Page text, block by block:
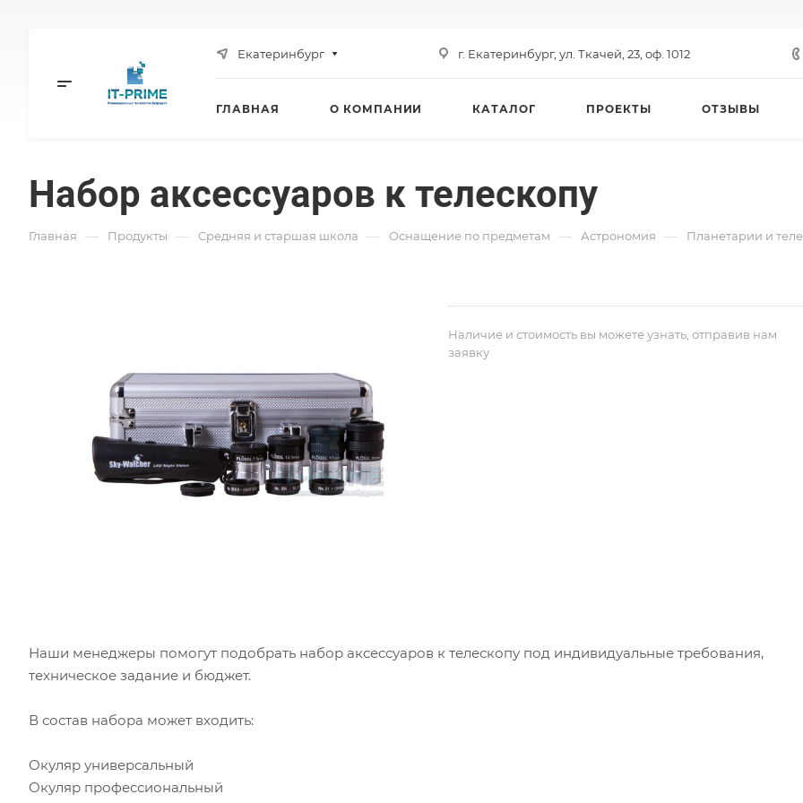
Екатеринбург г. Екатеринбург, ул. Ткачей, 23, оф. 1012
ГЛАВНАЯ О КОМПАНИИ КАТАЛОГ ПРОЕКТЫ ОТЗЫВЫ
Набор аксессуаров к телескопу
Главная — Продукты — Средняя и старшая школа — Oснащение по предметам — Астрономия — Планетарии и
Наличие и стоимость вы можете узнать, отправив нам
заявку
Наши менеджеры помогут подобрать набор аксессуаров к телескопу под индивидуальные требования,
техническое задание и бюджет.
В состав набора может входить:
Окуляр универсальный
Окуляр профессиональный